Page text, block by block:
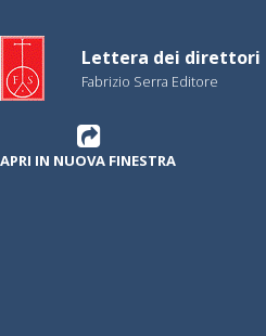
Lettera dei direttori
Fabrizio Serra Editore
APRI IN NUOVA FINESTRA